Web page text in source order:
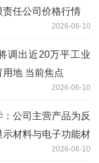
任公司价格行情
2026-06-10
调出近20万平工业
地 当前焦点
2026-06-10
公司主营产品为反
材料与电子功能材
2026-06-10